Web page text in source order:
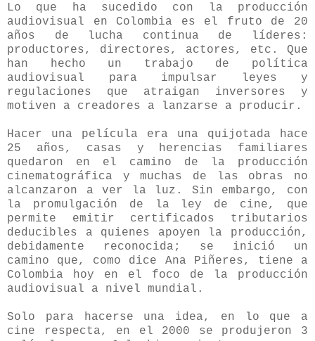
Lo que ha sucedido con la producción
audiovisual en Colombia es el fruto de 20
años de lucha continua de líderes:
productores, directores, actores, etc. Que
han hecho un trabajo de política
audiovisual para impulsar leyes y
regulaciones que atraigan inversores y
motiven a creadores a lanzarse a producir.
Hacer una película era una quijotada hace
25 años, casas y herencias familiares
quedaron en el camino de la producción
cinematográfica y muchas de las obras no
alcanzaron a ver la luz. Sin embargo, con
la promulgación de la ley de cine, que
permite emitir certificados tributarios
deducibles a quienes apoyen la producción,
debidamente reconocida; se inició un
camino que, como dice Ana Piñeres, tiene a
Colombia hoy en el foco de la producción
audiovisual a nivel mundial.
Solo para hacerse una idea, en lo que a
cine respecta, en el 2000 se produjeron 3